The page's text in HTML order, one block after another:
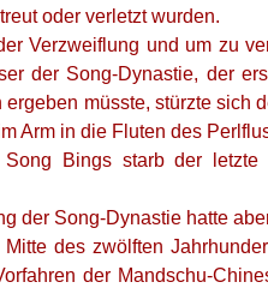
oder verletzt wurden.
Verzweiflung und um zu
der Song-Dynastie, der
ergeben müsste, stürzte sich
Arm in die Fluten des
Bings starb der letzte
der Song-Dynastie hatte
des zwölften
der Mandschu-